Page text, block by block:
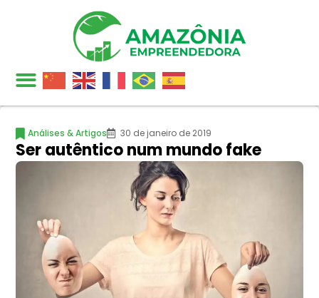
Análises & Artigos 30 de janeiro de 2019
Ser autêntico num mundo fake